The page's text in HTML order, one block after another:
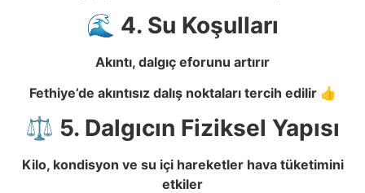
🌊 4. Su Koşulları
Akıntı, dalgıç eforunu artırır
Fethiye’de akıntısız dalış noktaları tercih edilir 👍
⚖️ 5. Dalgıcın Fiziksel Yapısı
Kilo, kondisyon ve su içi hareketler hava tüketimini
etkiler